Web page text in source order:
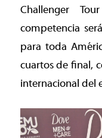
Challenger
competencia
para toda
cuartos de final,
internacional del